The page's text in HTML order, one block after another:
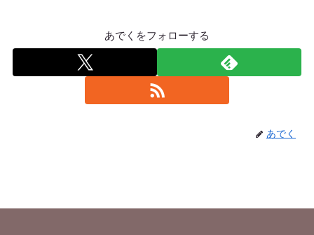
あでくをフォローする
あでく